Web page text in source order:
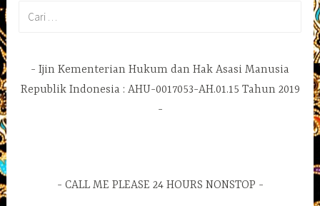
Ijin Kementerian Hukum dan Hak Asasi Manusia
Republik Indonesia : AHU-0017053-AH.01.15 Tahun 2019
CALL ME PLEASE 24 HOURS NONSTOP